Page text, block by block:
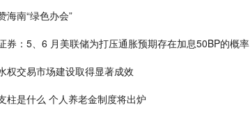
海南“绿色办会”
券：5、6 月美联储为打压通胀预期存在加息50BP的概率
权交易市场建设取得显著成效
柱是什么 个人养老金制度将出炉